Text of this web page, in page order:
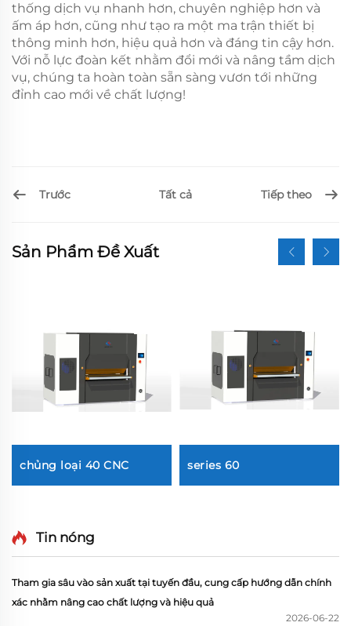
thống dịch vụ nhanh hơn, chuyên nghiệp hơn và
ấm áp hơn, cũng như tạo ra một ma trận thiết bị
thông minh hơn, hiệu quả hơn và đáng tin cậy hơn.
Với nỗ lực đoàn kết nhằm đổi mới và nâng tầm dịch
vụ, chúng ta hoàn toàn sẵn sàng vươn tới những
đỉnh cao mới về chất lượng!
Trước Tất cả Tiếp theo
Sản Phẩm Đề Xuất
chủng loại 40 CNC series 60
Tin nóng
Tham gia sâu vào sản xuất tại tuyến đầu, cung cấp hướng dẫn chính
xác nhằm nâng cao chất lượng và hiệu quả
2026-06-22